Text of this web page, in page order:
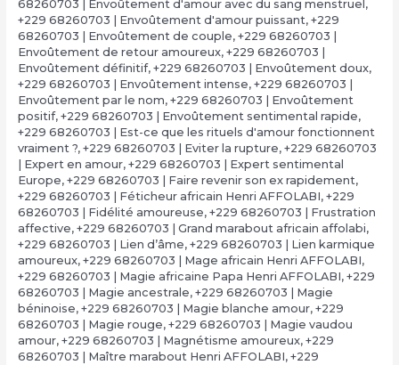
68260703 | Envoûtement d'amour avec du sang menstruel ,
+229 68260703 | Envoûtement d'amour puissant, +229
68260703 | Envoûtement de couple, +229 68260703 |
Envoûtement de retour amoureux, +229 68260703 |
Envoûtement définitif, +229 68260703 | Envoûtement doux,
+229 68260703 | Envoûtement intense, +229 68260703 |
Envoûtement par le nom, +229 68260703 | Envoûtement
positif, +229 68260703 | Envoûtement sentimental rapide,
+229 68260703 | Est-ce que les rituels d'amour fonctionnent
vraiment ?, +229 68260703 | Eviter la rupture, +229 68260703
| Expert en amour, +229 68260703 | Expert sentimental
Europe, +229 68260703 | Faire revenir son ex rapidement,
+229 68260703 | Féticheur africain Henri AFFOLABI, +229
68260703 | Fidélité amoureuse, +229 68260703 | Frustration
affective, +229 68260703 | Grand marabout africain affolabi,
+229 68260703 | Lien d’âme, +229 68260703 | Lien karmique
amoureux, +229 68260703 | Mage africain Henri AFFOLABI,
+229 68260703 | Magie africaine Papa Henri AFFOLABI, +229
68260703 | Magie ancestrale, +229 68260703 | Magie
béninoise, +229 68260703 | Magie blanche amour, +229
68260703 | Magie rouge, +229 68260703 | Magie vaudou
amour, +229 68260703 | Magnétisme amoureux, +229
68260703 | Maître marabout Henri AFFOLABI, +229